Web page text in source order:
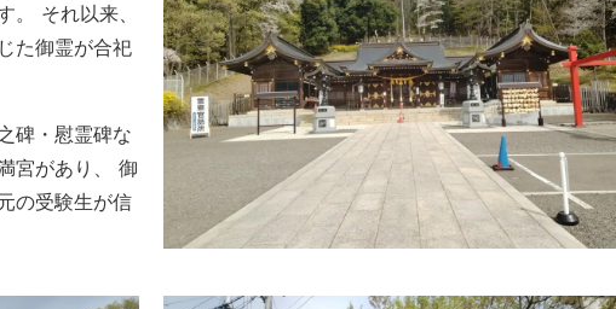
。 それ以来、
た御霊が合祀
碑・慰霊碑な
宮があり、 御
の受験生が信